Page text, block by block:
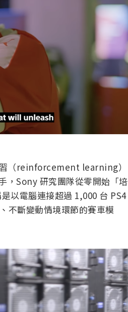
（reinforcement learning）
，Sony 研究團隊從零開始「培
以電腦連接超過 1,000 台 PS4
不斷變動情境環節的賽車模